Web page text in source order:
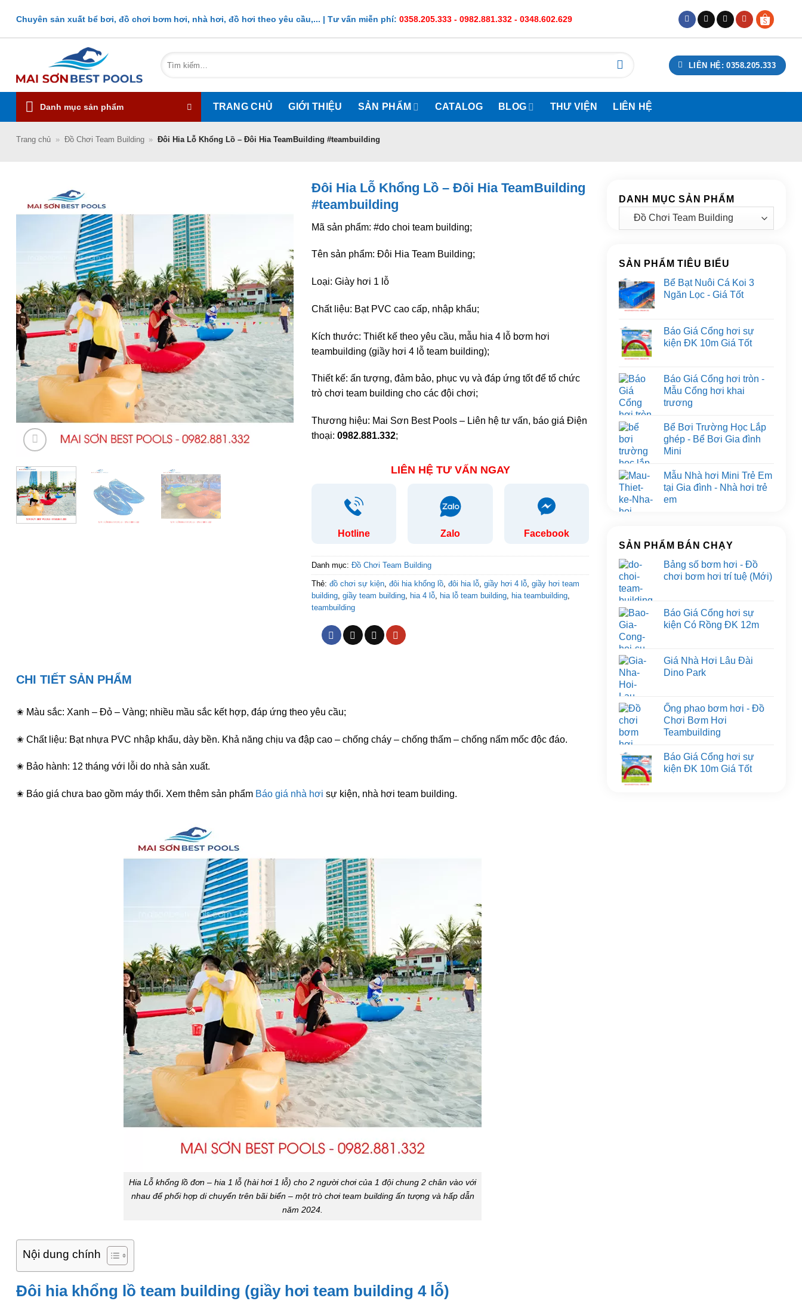
nội
Chuyên sản xuất bể bơi, đồ chơi bơm hơi, nhà hơi, đồ hơi theo yêu cầu,... | Tư vấn miễn phí: 0358.205.333 - 0982.881.332 - 0348.602.629
Tìm
kiếm:
LIÊN HỆ: 0358.205.333
Danh mục sản phẩm TRANG CHỦ GIỚI THIỆU SẢN PHẨM CATALOG BLOG THƯ VIỆN LIÊN HỆ
Trang chủ » Đồ Chơi Team Building » Đôi Hia Lỗ Khổng Lồ – Đôi Hia TeamBuilding #teambuilding
Đôi Hia Lỗ Khổng Lồ – Đôi Hia TeamBuilding
#teambuilding
Mã sản phẩm: #do choi team building;
Tên sản phẩm: Đôi Hia Team Building;
Loại: Giày hơi 1 lỗ
Chất liệu: Bạt PVC cao cấp, nhập khẩu;
Kích thước: Thiết kế theo yêu cầu, mẫu hia 4 lỗ bơm hơi
teambuilding (giầy hơi 4 lỗ team building);
Thiết kế: ấn tượng, đảm bảo, phục vụ và đáp ứng tốt để tổ chức
trò chơi team building cho các đội chơi;
Thương hiệu: Mai Sơn Best Pools – Liên hệ tư vấn, báo giá Điện
thoại: 0982.881.332;
LIÊN HỆ TƯ VẤN NGAY
Hotline Zalo Facebook
Danh mục: Đồ Chơi Team Building
Thẻ: đồ chơi sự kiện đôi hia khổng lồ đôi hia lỗ giầy hơi 4 lỗ giầy hơi team
building giầy team building hia 4 lỗ hia lỗ team building hia teambuilding
teambuilding
CHI TIẾT SẢN PHẨM
✬ Màu sắc: Xanh – Đỏ – Vàng; nhiều mầu sắc kết hợp, đáp ứng theo yêu cầu;
✬ Chất liệu: Bạt nhựa PVC nhập khẩu, dày bền. Khả năng chịu va đập cao – chống cháy – chống thấm – chống nấm mốc độc đáo.
✬ Bảo hành: 12 tháng với lỗi do nhà sản xuất.
✬ Báo giá chưa bao gồm máy thổi. Xem thêm sản phẩm Báo giá nhà hơi sự kiện, nhà hơi team building.
Hia Lỗ khổng lồ đơn – hia 1 lỗ (hài hơi 1 lỗ) cho 2 người chơi của 1 đội chung 2 chân vào với
nhau để phối hợp di chuyển trên bãi biển – một trò chơi team building ấn tượng và hấp dẫn
năm 2024.
Nội dung chính
Đôi hia khổng lồ team building (giầy hơi team building 4 lỗ)
DANH MỤC SẢN PHẨM
SẢN PHẨM TIÊU BIỂU
Bể Bạt Nuôi Cá Koi 3
Ngăn Lọc - Giá Tốt
Báo Giá Cổng hơi sự
kiện ĐK 10m Giá Tốt
Báo Giá Cổng hơi tròn -
Mẫu Cổng hơi khai
trương
Bể Bơi Trường Học Lắp
ghép - Bể Bơi Gia đình
Mini
Mẫu Nhà hơi Mini Trẻ Em
tại Gia đình - Nhà hơi trẻ
em
SẢN PHẨM BÁN CHẠY
Bảng số bơm hơi - Đồ
chơi bơm hơi trí tuệ (Mới)
Báo Giá Cổng hơi sự
kiện Có Rồng ĐK 12m
Giá Nhà Hơi Lâu Đài
Dino Park
Ống phao bơm hơi - Đồ
Chơi Bơm Hơi
Teambuilding
Báo Giá Cổng hơi sự
kiện ĐK 10m Giá Tốt